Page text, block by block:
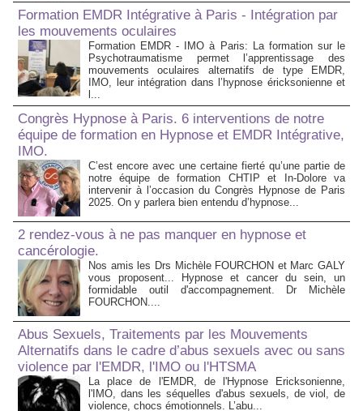
Formation EMDR Intégrative à Paris - Intégration par
les mouvements oculaires
Formation EMDR - IMO à Paris: La formation sur le
Psychotraumatisme permet l’apprentissage des
mouvements oculaires alternatifs de type EMDR,
IMO, leur intégration dans l’hypnose éricksonienne et
l...
Congrès Hypnose à Paris. 6 interventions de notre
équipe de formation en Hypnose et EMDR Intégrative,
IMO.
C’est encore avec une certaine fierté qu’une partie de
notre équipe de formation CHTIP et In-Dolore va
intervenir à l’occasion du Congrès Hypnose de Paris
2025. On y parlera bien entendu d’hypnose...
2 rendez-vous à ne pas manquer en hypnose et
cancérologie.
Nos amis les Drs Michèle FOURCHON et Marc GALY
vous proposent... Hypnose et cancer du sein, un
formidable outil d'accompagnement. Dr Michèle
FOURCHON....
Abus Sexuels, Traitements par les Mouvements
Alternatifs dans le cadre d’abus sexuels avec ou sans
violence par l'EMDR, l'IMO ou l'HTSMA
La place de l'EMDR, de l'Hypnose Ericksonienne,
l'IMO, dans les séquelles d'abus sexuels, de viol, de
violence, chocs émotionnels. L’abu...